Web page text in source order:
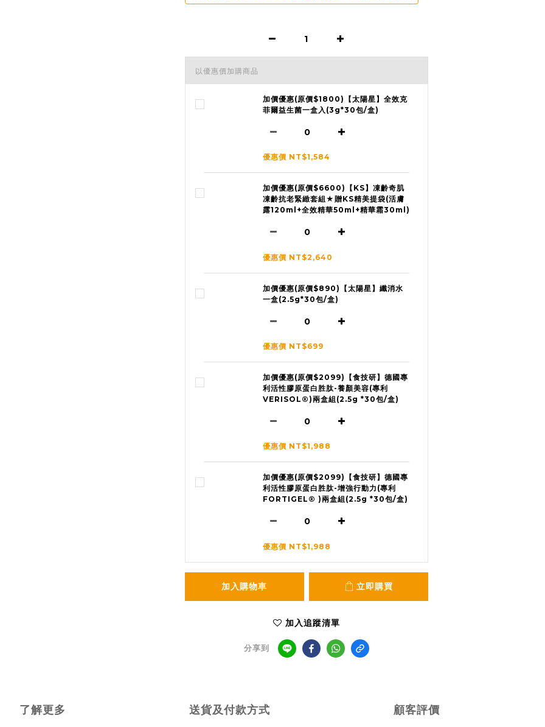
以優惠價加購商品
加價優惠(原價$1800)【太陽星】全效克
菲爾益生菌一盒入(3g*30包/盒)
優惠價 NT$1,584
加價優惠(原價$6600)【KS】凍齡奇肌
凍齡抗老緊緻套組★贈KS精美提袋(活膚
露120ml+全效精華50ml+精華霜30ml)
優惠價 NT$2,640
加價優惠(原價$890)【太陽星】纖消水
一盒(2.5g*30包/盒)
優惠價 NT$699
加價優惠(原價$2099)【食技研】德國專
利活性膠原蛋白胜肽-養顏美容(專利
VERISOL®)兩盒組(2.5g *30包/盒)
優惠價 NT$1,988
加價優惠(原價$2099)【食技研】德國專
利活性膠原蛋白胜肽-增強行動力(專利
FORTIGEL® )兩盒組(2.5g *30包/盒)
優惠價 NT$1,988
加入購物車 立即購買
加入追蹤清單
分享到
了解更多 送貨及付款方式 顧客評價